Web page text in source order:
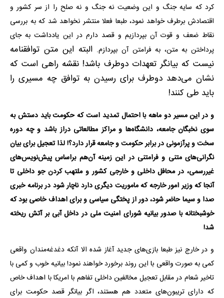
کرد که سایه جنگ و این وضعیت نه جنگ و نه صلح را از سر کشور و
اقتصادش برطرف خواهد نمود، طبعا فعلا منتشر نخواهد شد که به بررسی
نقاط ضعف و قوت آن بپردازیم و قصد دارم در این یادداشت به‌ جای
پرداختن به متن، به فرامتن آن بپردازم. البته این متن توافقنامه
نیست که بیانگر تعهدات دوطرف باشد! نقشه راهی است که
نشان می‌دهد دوطرف برای رسیدن به توافق چه مسیری را
باید طی کنند!
و در این مسیر دو ماهه با احتمال تمدید است که حکومت باید دستش به
سوی نخبگان جامعه، دانشگاه‌ها و مراکز مطالعاتی دراز باشد و چه دوره
سخت و پرآزمونی در برابر حکومت و جامعه قرار دارد؟! لذا تعجیل برای بیان
نگرانی‌های متنی و فرامتنی در این زمینه آن‌هم براساس پیش‌نویس‌های
غیررسمی، در محافل داخلی و خارجی کشور و ملتهب کردن جو داخلی تا
آنجا که وزیر امور خارجه که ماموریت دیگری دارد ناچار شود در برنامه خبری
صدا و سیما حاضر شود، دور از پختگی سیاسی و برای اهداف خاصی بود که
خوشبختانه با صدور بیانیه شورای امنیت ملی در داخل آبی بر آتش ریخته
شد!
و در خارج نیز طبعا بازی‌های جدید آغاز شده الا آنکه دغدغه‌مندان واقعی
کمی به‌ صورت واقعی با این روند برخورد خواهند نمود! بیانیه خوب و کمی با
تاخیر شعام در مقابل تعجیل مخالفین داخلی تفاهم با امریکا با اهداف خاص
که دارای تریبون‌های متعدد هم هستند، اگر بیانگر قصد حکومت برای